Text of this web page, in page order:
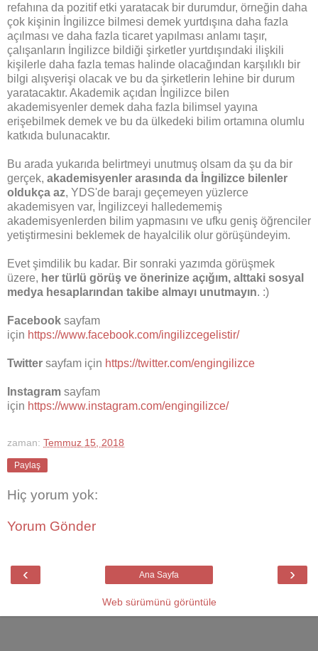
refahına da pozitif etki yaratacak bir durumdur, örneğin daha
çok kişinin İngilizce bilmesi demek yurtdışına daha fazla
açılması ve daha fazla ticaret yapılması anlamı taşır,
çalışanların İngilizce bildiği şirketler yurtdışındaki ilişkili
kişilerle daha fazla temas halinde olacağından karşılıklı bir
bilgi alışverişi olacak ve bu da şirketlerin lehine bir durum
yaratacaktır. Akademik açıdan İngilizce bilen
akademisyenler demek daha fazla bilimsel yayına
erişebilmek demek ve bu da ülkedeki bilim ortamına olumlu
katkıda bulunacaktır.
Bu arada yukarıda belirtmeyi unutmuş olsam da şu da bir
gerçek, akademisyenler arasında da İngilizce bilenler
oldukça az, YDS'de barajı geçemeyen yüzlerce
akademisyen var, İngilizceyi halledememiş
akademisyenlerden bilim yapmasını ve ufku geniş öğrenciler
yetiştirmesini beklemek de hayalcilik olur görüşündeyim.
Evet şimdilik bu kadar. Bir sonraki yazımda görüşmek
üzere, her türlü görüş ve önerinize açığım, alttaki sosyal
medya hesaplarından takibe almayı unutmayın. :)
Facebook sayfam
için https://www.facebook.com/ingilizcegelistir/
Twitter sayfam için https://twitter.com/engingilizce
Instagram sayfam
için https://www.instagram.com/engingilizce/
zaman: Temmuz 15, 2018
Paylaş
Hiç yorum yok:
Yorum Gönder
‹ ›
Ana Sayfa
Web sürümünü görüntüle